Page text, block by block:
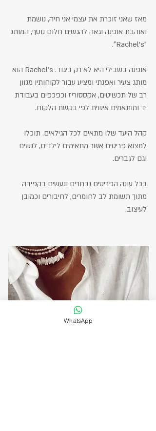
מאז שאני זוכרת את עצמי אני חיה, נושמת
ואוהבת אופנה וגאה להגשים חלום נוסף, המותג
״Rachel's״.
אופנה בשבילי היא לא רק ביגוד. Rachel's הוא
מותג צעיר ואפנתי ומציע עבור לקוחותיו מגוון
רב של תכשיטים, אקססוריז וכפכפים בעבודת
יד ומותאמים אישית לפי בקשת הלקוח.
קהל היעד שלו מתאים לכל הגילאים. תוכלו
למצוא פריטים אשר מתאימים לילדים, לנשים
וגם לגברים.
בכל עונה הפריטים נבחרים ונעשים בקפידה
מתוך תשומת לב לחומרים, לחיבורים וכמובן
לעיצוב.
WhatsApp